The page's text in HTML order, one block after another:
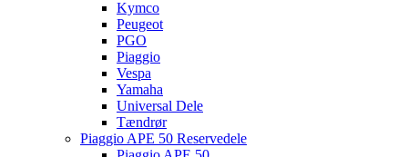
Kymco
Peugeot
PGO
Piaggio
Vespa
Yamaha
Universal Dele
Tændrør
Piaggio APE 50 Reservedele